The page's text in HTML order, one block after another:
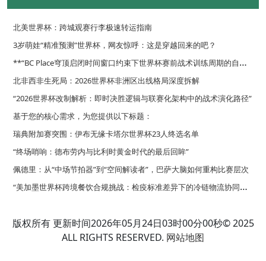
北美世界杯：跨城观赛行李极速转运指南
3岁萌娃“精准预测”世界杯，网友惊呼：这是穿越回来的吧？
*
*“BC Place穹顶启闭时间窗口约束下世界杯赛前战术训练周期的自适应优化调度策略”**
北非西非生死局：2026世界杯非洲区出线格局深度拆解
“2026世界杯改制解析：即时决胜逻辑与联赛化架构中的战术演化路径”
基于您的核心需求，为您提供以下标题：
**面向2026世界杯的复合功能集成型更衣室路径规划策略**
瑞典附加赛突围：伊布无缘卡塔尔世界杯23人终选名单
“终场哨响：德布劳内与比利时黄金时代的最后回眸”
佩德里：从“中场节拍器”到“空间解读者”，巴萨大脑如何重构比赛层次
“
美加墨世界杯跨境餐饮合规挑战：检疫标准差异下的冷链物流协同策略”
版权所有 更新时间2026年05月24日03时00分00秒© 2025
ALL RIGHTS RESERVED. 网站地图